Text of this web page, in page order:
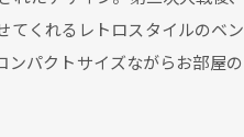
てくれるレトロスタイルのベン
ンパクトサイズながらお部屋の